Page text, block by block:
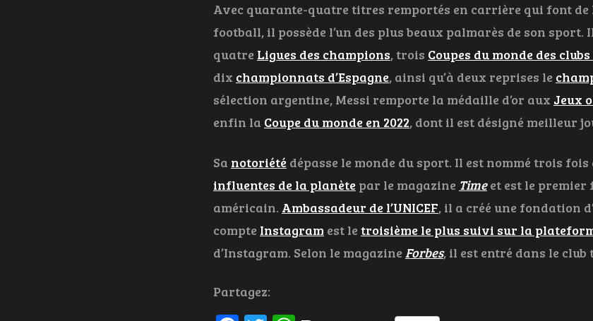
Avec quarante-quatre titres remportés en carrière qui font
football, il possède l’un des plus beaux palmarès de son sport.
quatre Ligues des champions, trois Coupes du monde des
dix championnats d’Espagne, ainsi qu’à deux reprises le
sélection argentine, Messi remporte la médaille d’or aux Jeux
enfin la Coupe du monde en 2022, dont il est désigné meilleur
Sa notoriété dépasse le monde du sport. Il est nommé trois
influentes de la planète par le magazine Timeet est le premier
américain. Ambassadeur de l’UNICEF, il a créé une fondation
compte Instagram est le troisième le plus suivi sur la
d’Instagram. Selon le magazine Forbes, il est entré dans le
Partagez: